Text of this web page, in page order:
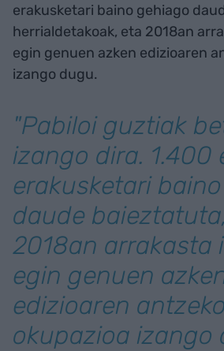
erakusketari baino gehiago
herrialdetakoak, eta 2018an
egin genuen azken edizioaren
izango dugu.
"Pabiloi guztiak
izango dira. 1.400
erakusketari
daude
2018an arrakasta
egin genuen
edizioaren antzeko
okupazioa izango